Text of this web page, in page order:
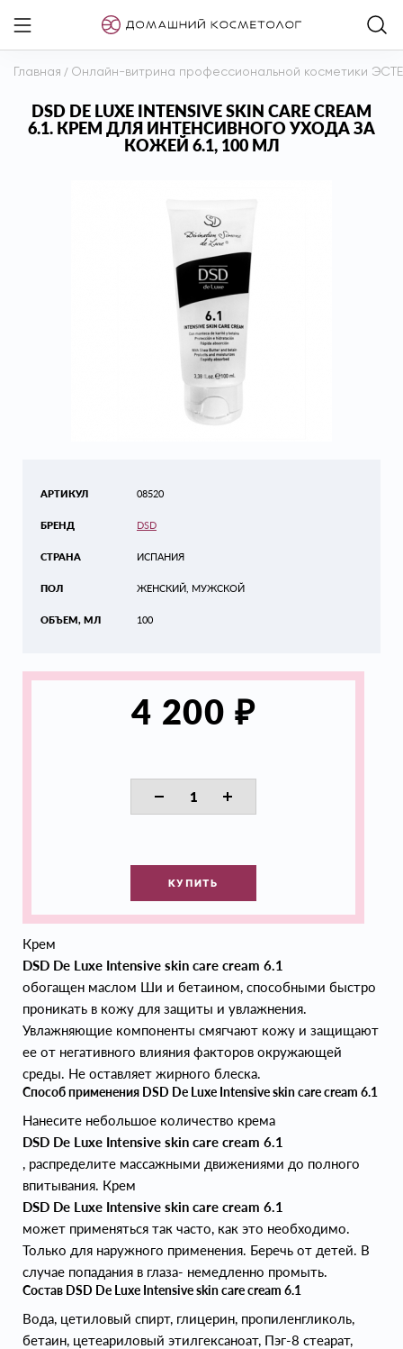
Главная / Онлайн-витрина профессиональной косметики
DSD DE LUXE INTENSIVE SKIN CARE CREAM
6.1. КРЕМ ДЛЯ ИНТЕНСИВНОГО УХОДА ЗА
КОЖЕЙ 6.1, 100 МЛ
АРТИКУЛ
БРЕНД
СТРАНА
ПОЛ
ОБЪЕМ, МЛ
08520
DSD
ИСПАНИЯ
ЖЕНСКИЙ, МУЖСКОЙ
100
4 200 ₽
КУПИТЬ
Крем
DSD De Luxe Intensive skin care cream 6.1
обогащен маслом Ши и бетаином, способными быстро
проникать в кожу для защиты и увлажнения.
Увлажняющие компоненты смягчают кожу и защищают
ее от негативного влияния факторов окружающей
среды. Не оставляет жирного блеска.
Способ применения DSD De Luxe Intensive skin care cream 6.1
Нанесите небольшое количество крема
DSD De Luxe Intensive skin care cream 6.1
, распределите массажными движениями до полного
впитывания. Крем
DSD De Luxe Intensive skin care cream 6.1
может применяться так часто, как это необходимо.
Только для наружного применения. Беречь от детей. В
случае попадания в глаза- немедленно промыть.
Состав DSD De Luxe Intensive skin care cream 6.1
Вода, цетиловый спирт, глицерин, пропиленгликоль,
бетаин, цетеариловый этилгексаноат, Пэг-8 стеарат,